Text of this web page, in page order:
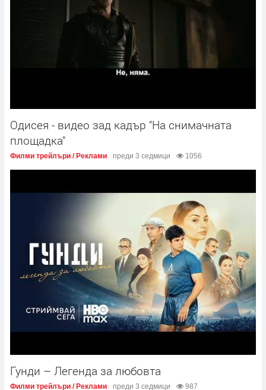
Одисея - видео зад кадър "На снимачната
площадка"
Филми трейлъри / Реклами преди 3 седмици 1056
Гунди – Легенда за любовта
Филми трейлъри / Реклами преди 3 седмици 987